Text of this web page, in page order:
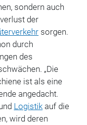
sondern auch
der
sorgen.
durch
des
„Die
ist als eine
angedacht.
Logistikauf die
wird deren